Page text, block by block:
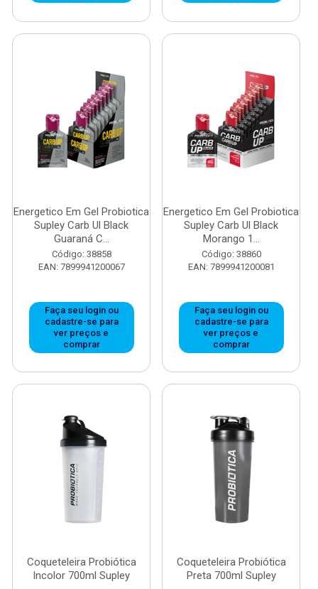
Energetico Em Gel Probiotica
Supley Carb Ul Black
Guaraná C...
Código: 38858
EAN: 7899941200067
Faça seu login ou
cadastre-se para
ver preços e
comprar
Energetico Em Gel Probiotica
Supley Carb Ul Black
Morango 1...
Código: 38860
EAN: 7899941200081
Faça seu login ou
cadastre-se para
ver preços e
comprar
Coqueteleira Probiótica
Incolor 700ml Supley
Coqueteleira Probiótica
Preta 700ml Supley